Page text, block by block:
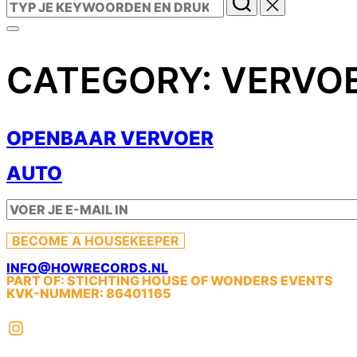
NAAR:
TOGGLE
NAVIGATIE
CATEGORY:
OPENBAAR VERVOER
AUTO
BECOME A HOUSEKEEPER
INFO@HOWRECORDS.NL
PART OF: STICHTING HOUSE OF WONDERS EVENTS
KVK-NUMMER: 86401165
INSTAGRAM